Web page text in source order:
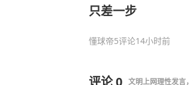
只差一步
懂球帝5评论14小时前
评论0 文明上网理性发言